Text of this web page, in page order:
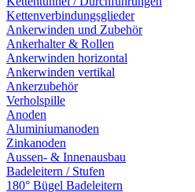
Kettenverbindungsglieder
Ankerwinden und Zubehör
Ankerhalter & Rollen
Ankerwinden horizontal
Ankerwinden vertikal
Ankerzubehör
Verholspille
Anoden
Aluminiumanoden
Zinkanoden
Aussen- & Innenausbau
Badeleitern / Stufen
180° Bügel Badeleitern